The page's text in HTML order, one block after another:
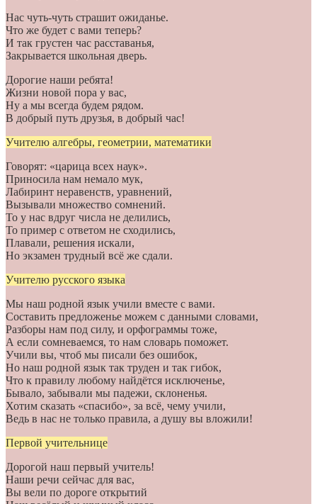
Нас чуть-чуть страшит ожиданье.
Что же будет с вами теперь?
И так грустен час расставанья,
Закрывается школьная дверь.
Дорогие наши ребята!
Жизни новой пора у вас,
Ну а мы всегда будем рядом.
В добрый путь друзья, в добрый час!
Учителю алгебры, геометрии, математики
Говорят: «царица всех наук».
Приносила нам немало мук,
Лабиринт неравенств, уравнений,
Вызывали множество сомнений.
То у нас вдруг числа не делились,
То пример с ответом не сходились,
Плавали, решения искали,
Но экзамен трудный всё же сдали.
Учителю русского языка
Мы наш родной язык учили вместе с вами.
Составить предложенье можем с данными словами,
Разборы нам под силу, и орфограммы тоже,
А если сомневаемся, то нам словарь поможет.
Учили вы, чтоб мы писали без ошибок,
Но наш родной язык так труден и так гибок,
Что к правилу любому найдётся исключенье,
Бывало, забывали мы падежи, склоненья.
Хотим сказать «спасибо», за всё, чему учили,
Ведь в нас не только правила, а душу вы вложили!
Первой учительнице
Дорогой наш первый учитель!
Наши речи сейчас для вас,
Вы вели по дороге открытий